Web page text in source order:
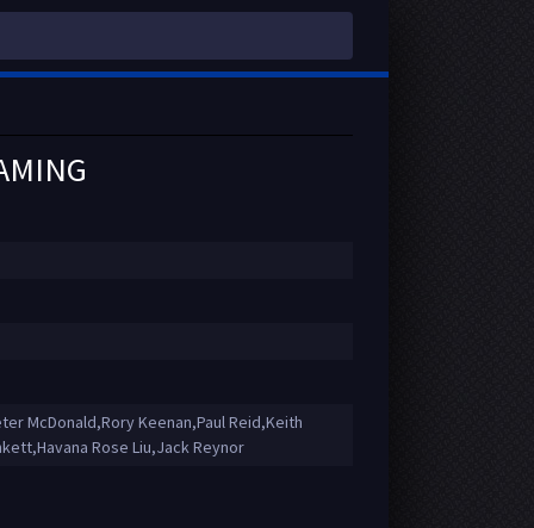
McDonald,Rory Keenan,Paul Reid,Keith
Rose Liu,Jack Reynor